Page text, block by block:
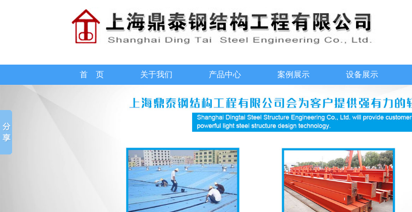
首 页 关于我们 产品中心 案例展示 设备展示